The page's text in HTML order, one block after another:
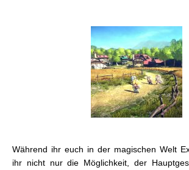
Während ihr euch in der magischen Welt
ihr nicht nur die Möglichkeit, der